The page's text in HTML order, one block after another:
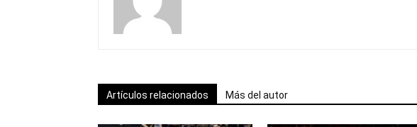
Artículos relacionados Más del autor